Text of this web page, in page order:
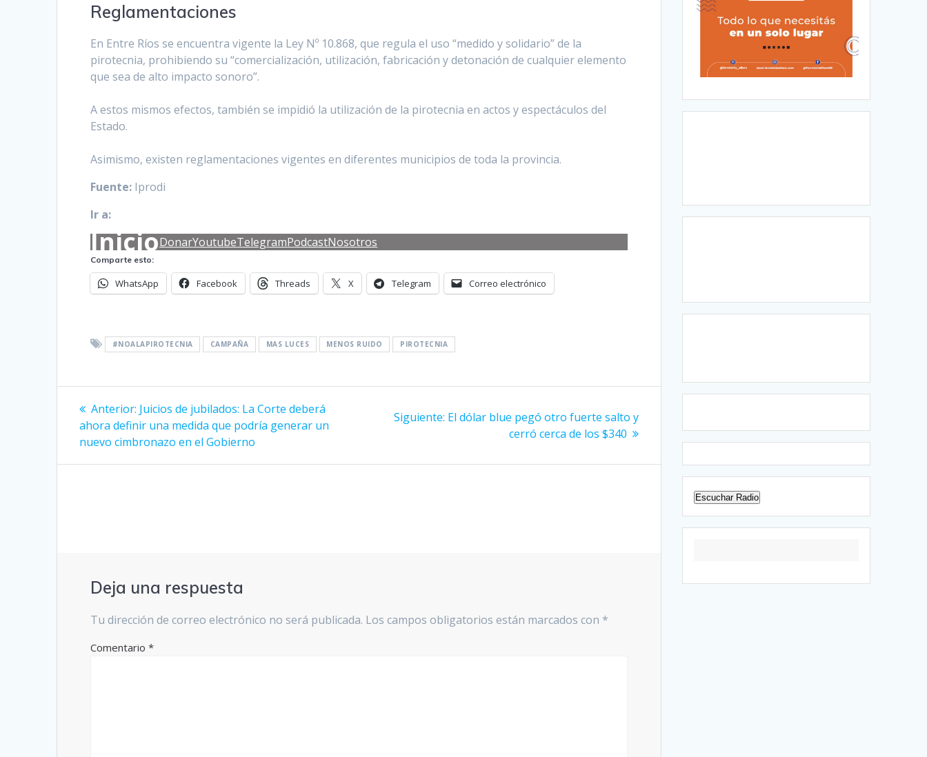
Reglamentaciones
En Entre Ríos se encuentra vigente la Ley Nº 10.868, que regula el uso “medido y solidario” de la
pirotecnia, prohibiendo su “comercialización, utilización, fabricación y detonación de cualquier elemento
que sea de alto impacto sonoro”.
A estos mismos efectos, también se impidió la utilización de la pirotecnia en actos y espectáculos del
Estado.
Asimismo, existen reglamentaciones vigentes en diferentes municipios de toda la provincia.
Fuente: Iprodi
Ir a:
InicioDonarYoutubeTelegramPodcastNosotros
Comparte esto:
WhatsApp Facebook Threads X Telegram Correo electrónico
#NOALAPIROTECNIA CAMPAÑA MAS LUCES MENOS RUIDO PIROTECNIA
Navegación
de
entradas
Anterior: Entrada
anterior:
Juicios de jubilados: La Corte deberá
ahora definir una medida que podría generar un
nuevo cimbronazo en el Gobierno
Siguiente: Siguiente
El dólar blue pegó otro fuerte salto y
cerró cerca de los $340
Deja una respuesta
Tu dirección de correo electrónico no será publicada. Los campos obligatorios están marcados con *
Comentario*
Escuchar Radio